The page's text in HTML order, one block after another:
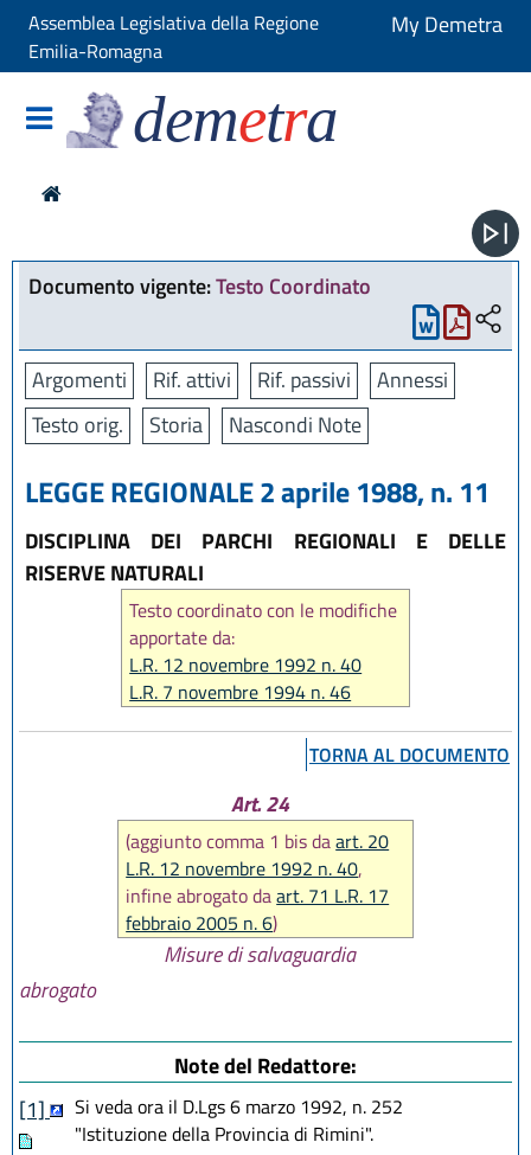
Assemblea Legislativa della Regione
Emilia-Romagna
My Demetra
demetra
Documento vigente:Testo Coordinato
Argomenti Rif. attivi Rif. passivi
Annessi
Testo orig.
Storia Nascondi Note
LEGGE REGIONALE 2 aprile 1988, n. 11
DISCIPLINA DEI PARCHI REGIONALI E DELLE
RISERVE NATURALI
Testo coordinato con le modifiche
apportate da:
L.R. 12 novembre 1992 n. 40
L.R. 7 novembre 1994 n. 46
L.R. 13 novembre 2001 n. 38
L.R. 23 dicembre 2004 n. 27
L.R. 17 febbraio 2005 n. 6
TORNA AL DOCUMENTO
Art. 24
(aggiunto comma 1 bis daart. 20
L.R. 12 novembre 1992 n. 40,
infine abrogato daart. 71 L.R. 17
febbraio 2005 n. 6)
Misure di salvaguardia
abrogato
Note del Redattore:
[1]
Si veda ora il D.Lgs 6 marzo 1992, n. 252
"Istituzione della Provincia di Rimini".